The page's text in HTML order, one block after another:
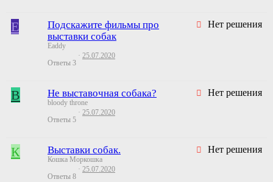
E Нет решения
Подскажите фильмы про
выставки собак
Eaddy
Ответы 3
25.07.2020
B Нет решения
Не выставочная собака?
bloody throne
Ответы 5
25.07.2020
К Нет решения
Выставки собак.
Кошка Моркошка
Ответы 8
25.07.2020